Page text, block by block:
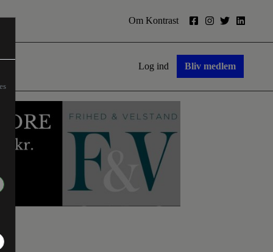
Om Kontrast
Log ind Bliv medlem